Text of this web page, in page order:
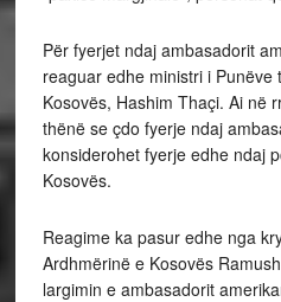
Për fyerjet ndaj ambasadorit
reaguar edhe ministri i
Kosovës, Hashim Thaçi. Ai në
thënë se çdo fyerje ndaj
konsiderohet fyerje edhe ndaj
Kosovës.
Reagime ka pasur edhe nga
Ardhmërinë e Kosovës
largimin e ambasadorit